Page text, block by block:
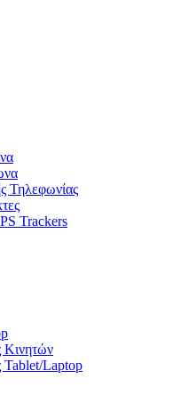
Τηλεφωνίας
Trackers
Κινητών
Laptop